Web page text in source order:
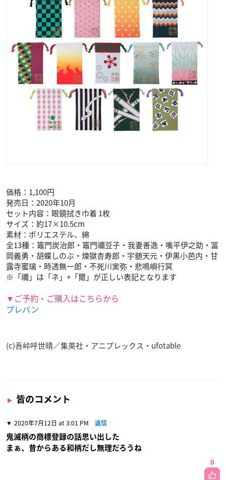
価格：1,100円
発売日：2020年10月
セット内容：眼鏡拭き巾着 1枚
サイズ：約17×10.5cm
素材：ポリエステル、綿
全13種：竈門炭治郎・竈門禰豆子・我妻善逸・嘴平伊之助・冨
岡義勇・胡蝶しのぶ・煉獄杏寿郎・宇髄天元・伊黒小芭内・甘
露寺蜜璃・時透無一郎・不死川実弥・悲鳴嶼行冥
※「禰」は「ネ」+「爾」が正しい表記となります
▼ご予約・ご購入はこちらから
プレバン
(c)吾峠呼世晴／集英社・アニプレックス・ufotable
皆のコメント
2020年7月12日 at 3:01 PM 返信
鬼滅柄の商標登録の話思い出した
まぁ、昔からある和柄だし無理だろうね
0